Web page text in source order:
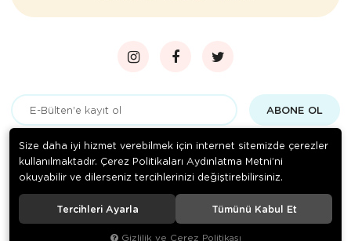
ABONE OL
Gizlilik politikasınıokudum ve elektronik posta almayı kabul
ediyorum.
© 2020Paçacı Hüsnü Bursa . Tüm hakları saklıdır.
Size daha iyi hizmet verebilmek için internet sitemizde çerezler
kullanılmaktadır. Çerez Politikaları Aydınlatma Metni’ni
okuyabilir ve dilerseniz tercihlerinizi değiştirebilirsiniz.
Tercihleri Ayarla Tümünü Kabul Et
Gizlilik ve Çerez Politikası